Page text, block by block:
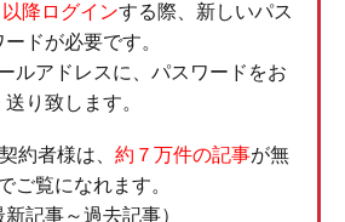
降ログインする際、新しいパス
ードが必要です。
ルアドレスに、パスワードをお
送り致します。
約者様は、 約７万件の記事が無
ご覧になれます。
新記事～過去記事）